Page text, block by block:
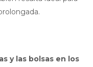
y las bolsas en los